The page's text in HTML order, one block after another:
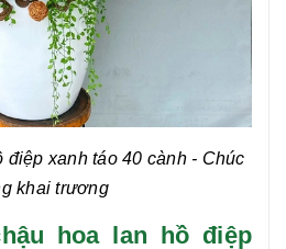
điệp xanh táo 40 cành - Chúc
khai trương
hoa lan hồ điệp